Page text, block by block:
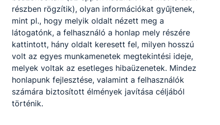
részben rögzítik), olyan információkat gyűjtenek,
mint pl., hogy melyik oldalt nézett meg a
látogatónk, a felhasználó a honlap mely részére
kattintott, hány oldalt keresett fel, milyen hosszú
volt az egyes munkamenetek megtekintési ideje,
melyek voltak az esetleges hibaüzenetek. Mindez
honlapunk fejlesztése, valamint a felhasználók
számára biztosított élmények javítása céljából
történik.